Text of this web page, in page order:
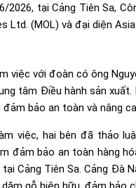
2026, tại Cảng Tiên Sa,
Ltd. (MOL) và đại diện
việc với đoàn có ông
tâm Điều hành sản
bảo an toàn và nâng
việc, hai bên đã thảo
đảm bảo an toàn hàng
Cảng Tiên Sa. Cảng Đà